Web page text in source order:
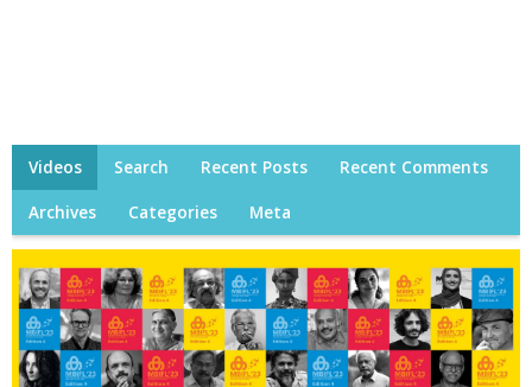
Videos Search Recent Posts Recent Comments
Archives Categories Meta